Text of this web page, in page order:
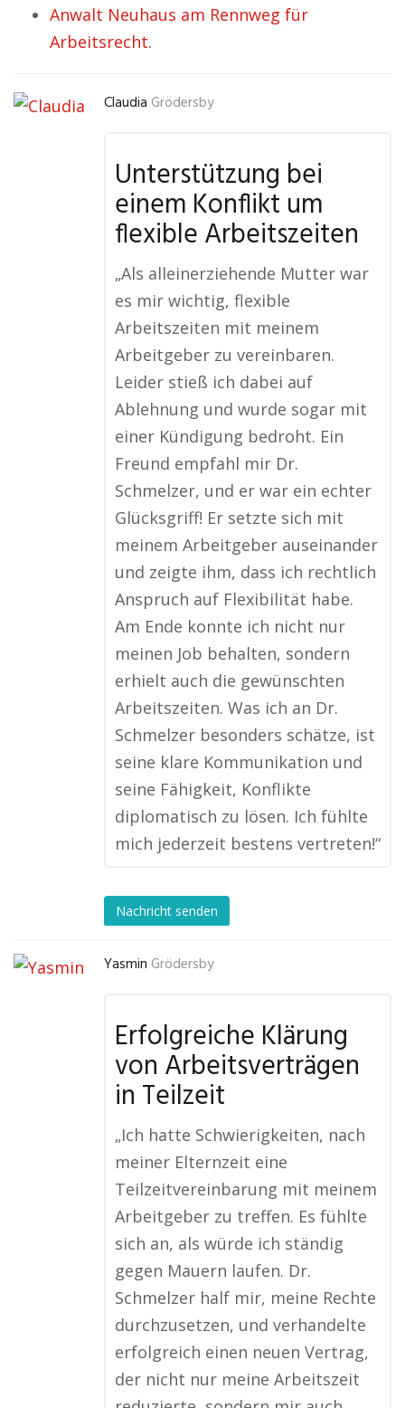
Anwalt Neuhaus am Rennweg für
Arbeitsrecht.
Claudia Grödersby
Unterstützung bei
einem Konflikt um
flexible Arbeitszeiten
„Als alleinerziehende Mutter war
es mir wichtig, flexible
Arbeitszeiten mit meinem
Arbeitgeber zu vereinbaren.
Leider stieß ich dabei auf
Ablehnung und wurde sogar mit
einer Kündigung bedroht. Ein
Freund empfahl mir Dr.
Schmelzer, und er war ein echter
Glücksgriff! Er setzte sich mit
meinem Arbeitgeber auseinander
und zeigte ihm, dass ich rechtlich
Anspruch auf Flexibilität habe.
Am Ende konnte ich nicht nur
meinen Job behalten, sondern
erhielt auch die gewünschten
Arbeitszeiten. Was ich an Dr.
Schmelzer besonders schätze, ist
seine klare Kommunikation und
seine Fähigkeit, Konflikte
diplomatisch zu lösen. Ich fühlte
mich jederzeit bestens vertreten!“
Nachricht senden
Yasmin Grödersby
Erfolgreiche Klärung
von Arbeitsverträgen
in Teilzeit
„Ich hatte Schwierigkeiten, nach
meiner Elternzeit eine
Teilzeitvereinbarung mit meinem
Arbeitgeber zu treffen. Es fühlte
sich an, als würde ich ständig
gegen Mauern laufen. Dr.
Schmelzer half mir, meine Rechte
durchzusetzen, und verhandelte
erfolgreich einen neuen Vertrag,
der nicht nur meine Arbeitszeit